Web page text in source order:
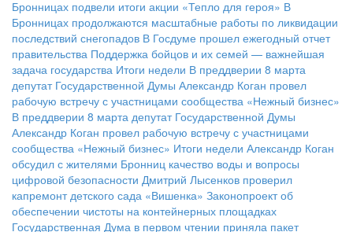
Бронницах подвели итоги акции «Тепло для героя» В
Бронницах продолжаются масштабные работы по ликвидации
последствий снегопадов В Госдуме прошел ежегодный отчет
правительства Поддержка бойцов и их семей — важнейшая
задача государства Итоги недели В преддверии 8 марта
депутат Государственной Думы Александр Коган провел
рабочую встречу с участницами сообщества «Нежный бизнес»
В преддверии 8 марта депутат Государственной Думы
Александр Коган провел рабочую встречу с участницами
сообщества «Нежный бизнес» Итоги недели Александр Коган
обсудил с жителями Бронниц качество воды и вопросы
цифровой безопасности Дмитрий Лысенков проверил
капремонт детского сада «Вишенка» Законопроект об
обеспечении чистоты на контейнерных площадках
Государственная Дума в первом чтении приняла пакет